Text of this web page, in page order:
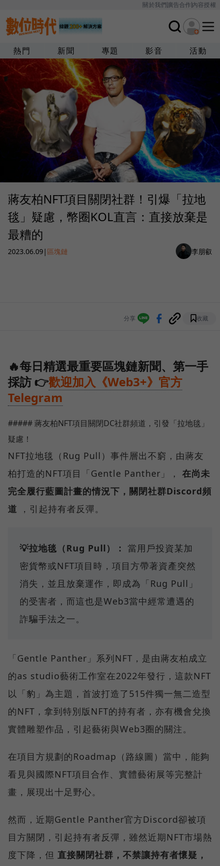
關於我們廣告合作內容授權
熱門 新聞 專題 影音 活動
蔣友柏NFT項目關閉社群！引爆「拉地
毯」疑慮，幣圈KOL直言：直接放棄是
最糟的
2023.06.09| 區塊鏈 李朋叡
分享 收藏
🔥每日精選最重要區塊鏈新聞、第一手
採訪 👉歡迎加入《Web3+》官方
Telegram
##### 蔣友柏NFT項目關閉DC社群頻道，引發「拉地毯」
疑慮！
NFT拉地毯（Rug Pull）事件層出不窮，由蔣友
柏打造的NFT項目「Gentle Panther」， 在尚未
完全履行藍圖計畫的情況下，關閉社群Discord頻
道 ，引起持有者反彈。
💡拉地毯（Rug Pull）： 當用戶投資某加
密貨幣或NFT項目時，項目方帶著資產突然
消失，並且放棄運作，即成為「Rug Pull」
的受害者，而這也是Web3當中經常遭遇的
詐騙手法之一。
「Gentle Panther」系列NFT，是由蔣友柏成立
的as studio藝術工作室在2022年發行，這款NFT
以「豹」為主題，首波打造了515件獨一無二造型
的NFT，拿到特別版NFT的持有者，亦有機會兌換
實體雕塑作品，引起藝術與Web3圈的關注。
在項目方規劃的Roadmap（路線圖）當中，能夠
看見與國際NFT項目合作、實體藝術展等完整計
畫，展現出十足野心。
然而，近期Gentle Panther官方Discord卻被項
目方關閉，引起持有者反彈，雖然近期NFT市場熱
度下降，但 直接關閉社群，不禁讓持有者懷疑，